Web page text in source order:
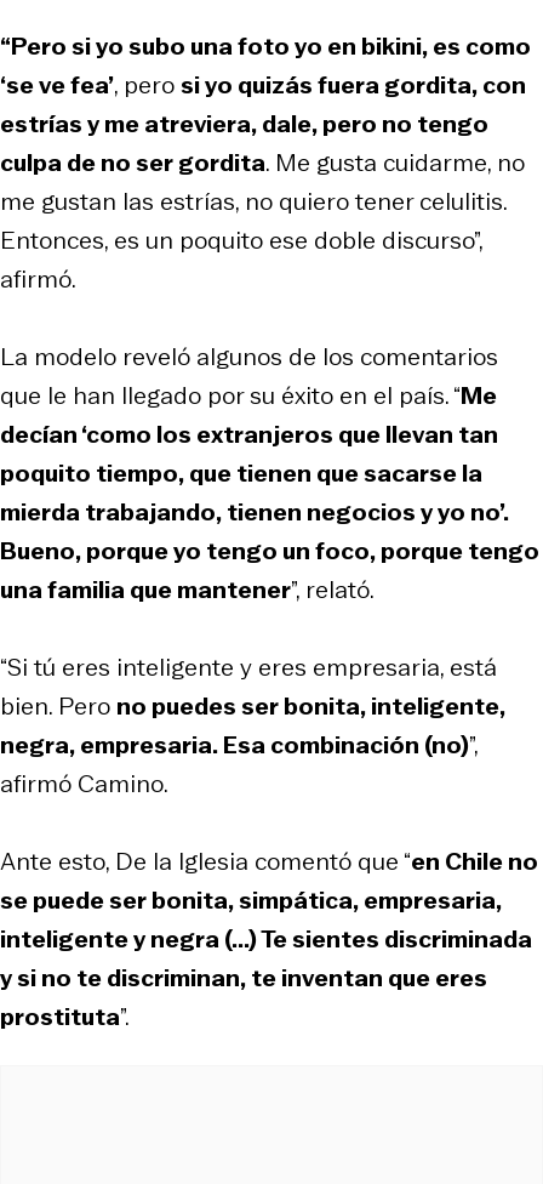
“Pero si yo subo una foto yo en bikini, es como
‘se ve fea’, perosi yo quizás fuera gordita, con
estrías y me atreviera, dale, pero no tengo
culpa de no ser gordita. Me gusta cuidarme, no
me gustan las estrías, no quiero tener celulitis.
Entonces, es un poquito ese doble discurso”,
afirmó.
La modelo reveló algunos de los comentarios
que le han llegado por su éxito en el país. “Me
decían ‘como los extranjeros que llevan tan
poquito tiempo, que tienen que sacarse la
mierda trabajando, tienen negocios y yo no’.
Bueno, porque yo tengo un foco, porque tengo
una familia que mantener”, relató.
“Si tú eres inteligente y eres empresaria, está
bien. Pero no puedes ser bonita, inteligente,
negra, empresaria. Esa combinación (no)”,
afirmó Camino.
Ante esto, De la Iglesia comentó que “en Chile no
se puede ser bonita, simpática, empresaria,
inteligente y negra (...) Te sientes discriminada
y si no te discriminan, te inventan que eres
prostituta”.